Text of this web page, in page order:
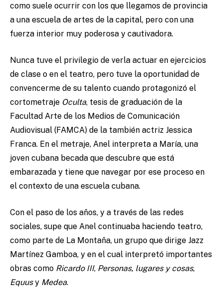
como suele ocurrir con los que llegamos de provincia
a una escuela de artes de la capital, pero con una
fuerza interior muy poderosa y cautivadora.
Nunca tuve el privilegio de verla actuar en ejercicios
de clase o en el teatro, pero tuve la oportunidad de
convencerme de su talento cuando protagonizó el
cortometraje Oculta, tesis de graduación de la
Facultad Arte de los Medios de Comunicación
Audiovisual (FAMCA) de la también actriz Jessica
Franca. En el metraje, Anel interpreta a María, una
joven cubana becada que descubre que está
embarazada y tiene que navegar por ese proceso en
el contexto de una escuela cubana.
Con el paso de los años, y a través de las redes
sociales, supe que Anel continuaba haciendo teatro,
como parte de La Montaña, un grupo que dirige Jazz
Martínez Gamboa, y en el cual interpretó importantes
obras como Ricardo III, Personas, lugares y cosas,
Equusy Medea.